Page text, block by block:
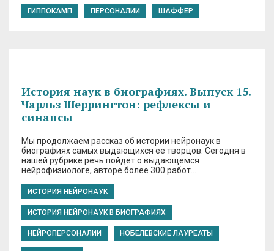
ГИППОКАМП ПЕРСОНАЛИИ ШАФФЕР
История наук в биографиях. Выпуск 15.
Чарльз Шеррингтон: рефлексы и
синапсы
Мы продолжаем рассказ об истории нейронаук в
биографиях самых выдающихся ее творцов. Сегодня в
нашей рубрике речь пойдет о выдающемся
нейрофизиологе, авторе более 300 работ…
ИСТОРИЯ НЕЙРОНАУК
ИСТОРИЯ НЕЙРОНАУК В БИОГРАФИЯХ
НЕЙРОПЕРСОНАЛИИ НОБЕЛЕВСКИЕ ЛАУРЕАТЫ